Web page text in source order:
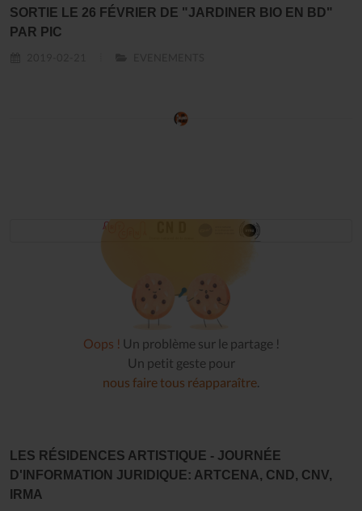
SORTIE LE 26 FÉVRIER DE "JARDINER BIO EN BD"
PAR PIC
Oops ! Un problème sur le partage !
Un petit geste pour
nous faire tous réapparaître.
LES RÉSIDENCES ARTISTIQUE - JOURNÉE
D'INFORMATION JURIDIQUE: ARTCENA, CND, CNV,
IRMA